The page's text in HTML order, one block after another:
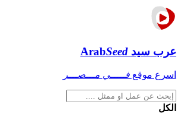
عرب سيد ArabSeed
اسرع موقع فـــــي مـــصـــر
الكل